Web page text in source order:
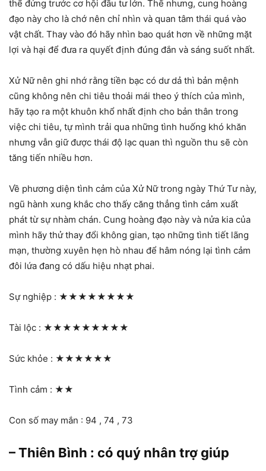
thể đứng trước cơ hội đầu tư lớn. Thế nhưng, cung hoàng
đạo này cho là chớ nên chỉ nhìn và quan tâm thái quá vào
vật chất. Thay vào đó hãy nhìn bao quát hơn về những mặt
lợi và hại để đưa ra quyết định đúng đắn và sáng suốt nhất.
Xử Nữ nên ghi nhớ rằng tiền bạc có dư dả thì bản mệnh
cũng không nên chi tiêu thoải mái theo ý thích của mình,
hãy tạo ra một khuôn khổ nhất định cho bản thân trong
việc chi tiêu, tự mình trải qua những tình huống khó khăn
nhưng vẫn giữ được thái độ lạc quan thì nguồn thu sẽ còn
tăng tiến nhiều hơn.
Về phương diện tình cảm của Xử Nữ trong ngày Thứ Tư này,
ngũ hành xung khắc cho thấy căng thẳng tình cảm xuất
phát từ sự nhàm chán. Cung hoàng đạo này và nửa kia của
mình hãy thử thay đổi không gian, tạo những tình tiết lãng
mạn, thường xuyên hẹn hò nhau để hâm nóng lại tình cảm
đôi lứa đang có dấu hiệu nhạt phai.
Sự nghiệp : ★★★★★★★★
Tài lộc : ★★★★★★★★★
Sức khỏe : ★★★★★★
Tình cảm : ★★
Con số may mắn : 94 , 74 , 73
– Thiên Bình : có quý nhân trợ giúp